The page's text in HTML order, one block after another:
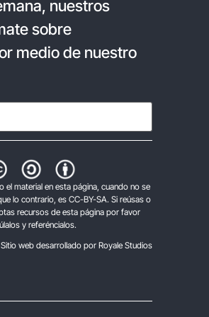
nuestros
sobre
medio de nuestro
el material en esta página, cuando no se
lo contrario, es CC-BY-SA. Si reúsas o
recursos de esta página por favor
y referéncialos.
Sitio web desarrollado por Royale Studios